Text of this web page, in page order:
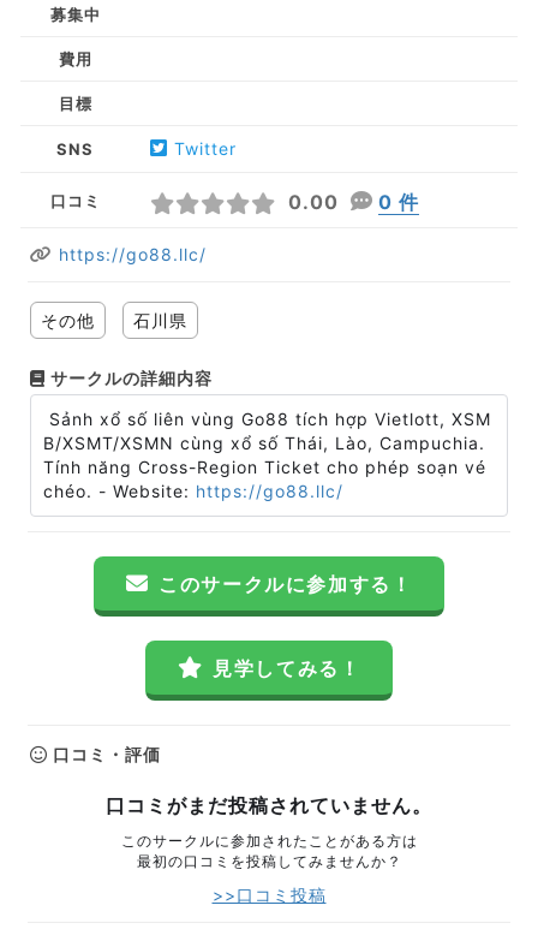
募集中
費用
目標
SNS Twitter
口コミ 0.00 0 件
https://go88.llc/
その他 石川県
サークルの詳細内容
Sảnh xổ số liên vùng Go88 tích hợp Vietlott, XSM
B/XSMT/XSMN cùng xổ số Thái, Lào, Campuchia.
Tính năng Cross-Region Ticket cho phép soạn vé
chéo. - Website: https://go88.llc/
このサークルに参加する！
見学してみる！
口コミ・評価
口コミがまだ投稿されていません。
このサークルに参加されたことがある方は
最初の口コミを投稿してみませんか？
>>口コミ投稿